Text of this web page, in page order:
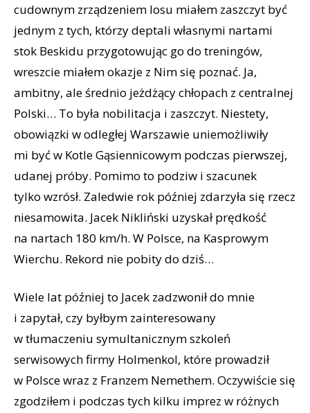
cudownym zrządzeniem losu miałem zaszczyt być
jednym z tych, którzy deptali własnymi nartami
stok Beskidu przygotowując go do treningów,
wreszcie miałem okazje z Nim się poznać. Ja,
ambitny, ale średnio jeżdżący chłopach z centralnej
Polski… To była nobilitacja i zaszczyt. Niestety,
obowiązki w odległej Warszawie uniemożliwiły
mi być w Kotle Gąsiennicowym podczas pierwszej,
udanej próby. Pomimo to podziw i szacunek
tylko wzrósł. Zaledwie rok później zdarzyła się rzecz
niesamowita. Jacek Nikliński uzyskał prędkość
na nartach 180 km/h. W Polsce, na Kasprowym
Wierchu. Rekord nie pobity do dziś…
Wiele lat później to Jacek zadzwonił do mnie
i zapytał, czy byłbym zainteresowany
w tłumaczeniu symultanicznym szkoleń
serwisowych firmy Holmenkol, które prowadził
w Polsce wraz z Franzem Nemethem. Oczywiście się
zgodziłem i podczas tych kilku imprez w różnych